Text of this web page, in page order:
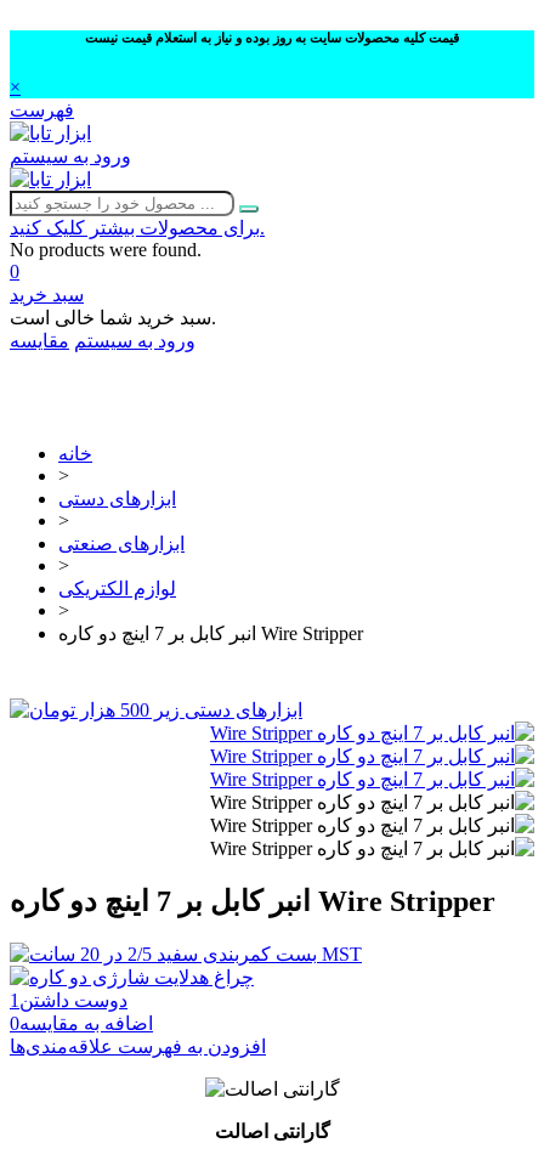
قیمت کلیه محصولات سایت به روز بوده و نیاز به استعلام قیمت نیست
×
فهرست
ورود به سیستم
برای محصولات بیشتر کلیک کنید.
No products were found.
0
سبد خرید
سبد خرید شما خالی است.
ورود به سیستم مقایسه
خانه
>
ابزارهای دستی
>
ابزارهای صنعتی
>
لوازم الکتریکی
>
انبر کابل بر 7 اینچ دو کاره Wire Stripper
انبر کابل بر 7 اینچ دو کاره Wire Stripper
دوست داشتن 1
اضافه به مقایسه0
افزودن به فهرست علاقه‌مندی‌ها
گارانتی اصالت